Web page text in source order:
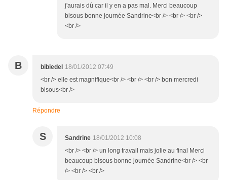
j'aurais dû car il y en a pas mal. Merci beaucoup
bisous bonne journée Sandrine<br /> <br /> <br />
<br />
B bibiedel 18/01/2012 07:49
<br /> elle est magnifique<br /> <br /> <br /> bon mercredi
bisous<br />
Répondre
S Sandrine 18/01/2012 10:08
<br /> <br /> un long travail mais jolie au final Merci
beaucoup bisous bonne journée Sandrine<br /> <br
/> <br /> <br />